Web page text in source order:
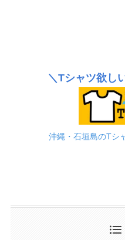
＼Tシャツ欲し
沖縄・石垣島のTシ